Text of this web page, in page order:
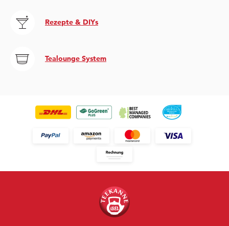
Rezepte & DIYs
Tealounge System